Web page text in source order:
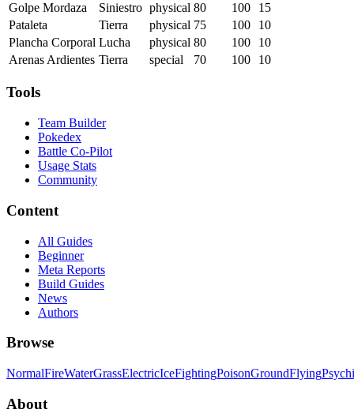
Golpe Mordaza Siniestro physical 80 100
15
Pataleta
Tierra physical 75 100
10
Plancha Corporal Lucha physical 80 100
10
Arenas Ardientes Tierra special 70 100 10
Tools
Team Builder
Pokedex
Battle Co-Pilot
Usage Stats
Community
Content
All Guides
Beginner
Meta Reports
Build Guides
News
Authors
Browse
NormalFireWaterGrassElectricIceFightingPoisonGroundFlying
About